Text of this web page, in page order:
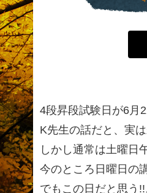
4段昇段試験日が6月
K先生の話だと、実
しかし通常は土曜日
今のところ日曜日の
でもこの日だと思う!!